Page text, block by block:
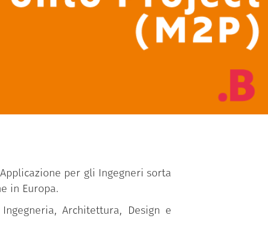
per gli Ingegneri sorta
in Europa.
Architettura, Design e